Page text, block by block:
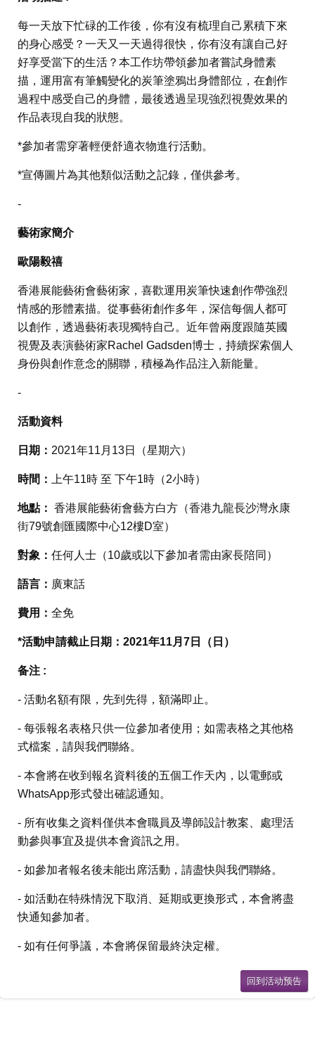
每一天放下忙碌的工作後，你有沒有梳理自己累積下來
的身心感受？一天又一天過得很快，你有沒有讓自己好
好享受當下的生活？本工作坊帶領參加者嘗試身體素
描，運用富有筆觸變化的炭筆塗鴉出身體部位，在創作
過程中感受自己的身體，最後透過呈現強烈視覺效果的
作品表現自我的狀態。
*參加者需穿著輕便舒適衣物進行活動。
*宣傳圖片為其他類似活動之記錄，僅供參考。
-
藝術家簡介
歐陽毅禧
香港展能藝術會藝術家，喜歡運用炭筆快速創作帶強烈
情感的形體素描。從事藝術創作多年，深信每個人都可
以創作，透過藝術表現獨特自己。近年曾兩度跟隨英國
視覺及表演藝術家Rachel Gadsden博士，持續探索個人
身份與創作意念的關聯，積極為作品注入新能量。
-
活動資料
日期： 2021年11月13日（星期六）
時間： 上午11時 至 下午1時（2小時）
地點： 香港展能藝術會藝方白方（香港九龍長沙灣永康
街79號創匯國際中心12樓D室）
對象： 任何人士（10歲或以下參加者需由家長陪同）
語言： 廣東話
費用： 全免
*活動申請截止日期：2021年11月7日（日）
备注 :
- 活動名額有限，先到先得，額滿即止。
- 每張報名表格只供一位參加者使用；如需表格之其他格
式檔案，請與我們聯絡。
- 本會將在收到報名資料後的五個工作天內，以電郵或
WhatsApp形式發出確認通知。
- 所有收集之資料僅供本會職員及導師設計教案、處理活
動參與事宜及提供本會資訊之用。
- 如參加者報名後未能出席活動，請盡快與我們聯絡。
- 如活動在特殊情況下取消、延期或更換形式，本會將盡
快通知參加者。
- 如有任何爭議，本會將保留最終決定權。